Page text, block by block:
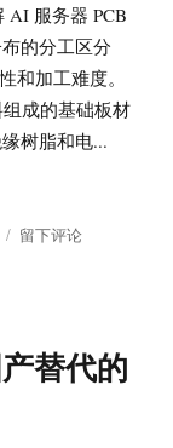
计
算
板、
交
换
板
高
区
别
AI 服务器 PCB
的分工区分
和加工难度。
成的基础板材
树脂和电...
服务器 PCB 的材
于
从
留下评论
替代的